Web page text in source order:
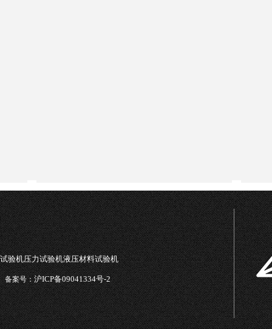
验机压力试验机液压材料试验机
备案号：沪ICP备09041334号-2